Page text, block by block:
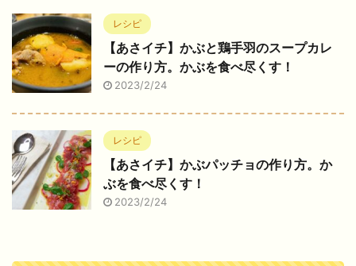
レシピ
【あさイチ】かぶと鶏手羽のスープカレ
ーの作り方。かぶを食べ尽くす！
2023/2/24
レシピ
【あさイチ】かぶパッチョの作り方。か
ぶを食べ尽くす！
2023/2/24